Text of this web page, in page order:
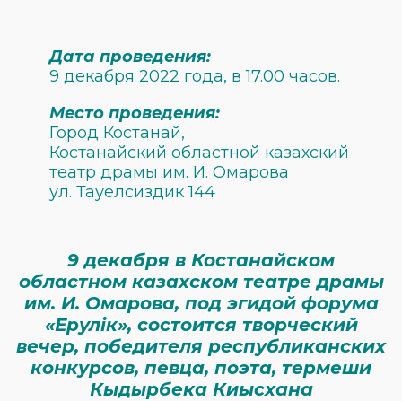
Дата проведения:
9 декабря 2022 года, в 17.00 часов.
Место проведения:
Город Костанай,
Костанайский областной казахский
театр драмы им. И. Омарова
ул. Тауелсиздик 144
9 декабря в Костанайском
областном казахском театре драмы
им. И. Омарова, под эгидой форума
«Ерулік», состоится творческий
вечер, победителя республиканских
конкурсов, певца, поэта, термеши
Кыдырбека Киысхана